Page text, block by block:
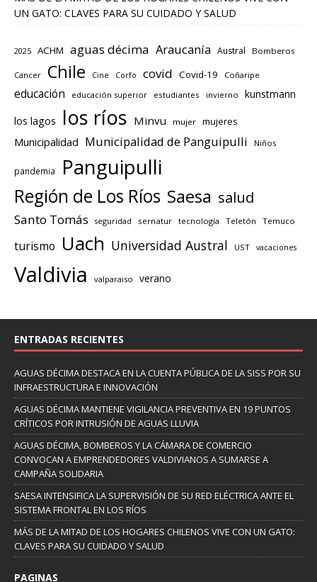
UN GATO: CLAVES PARA SU CUIDADO Y SALUD
2025 ACHM aguas décima Araucanía Austral Bomberos
Cancer Chile Cine Corfo covid Covid-19 Coñaripe
educación educación superior estudiantes invierno kunstmann
los lagos los ríos Minvu mujer mujeres
Municipalidad Municipalidad de Panguipulli Niños
pandemia Panguipulli
Región de Los Ríos Saesa salud
Santo Tomás seguridad sernatur tecnología Teletón Temuco
turismo Uach Universidad Austral UST vacaciones
Valdivia valparaiso verano
ENTRADAS RECIENTES
AGUAS DÉCIMA DESTACA EN LA CUENTA PÚBLICA DE LA SISS POR SU
INFRAESTRUCTURA E INNOVACIÓN
AGUAS DÉCIMA MANTIENE VIGILANCIA PREVENTIVA EN 19 PUNTOS
CRÍTICOS POR INTRUSIÓN DE AGUAS LLUVIA
AGUAS DÉCIMA, BOMBEROS Y LA CÁMARA DE COMERCIO
CONVOCAN A EMPRENDEDORES VALDIVIANOS A SUMARSE A
CAMPAÑA SOLIDARIA
SAESA INTENSIFICA LA SUPERVISIÓN DE SU RED ELÉCTRICA ANTE EL
SISTEMA FRONTAL EN LOS RÍOS
MÁS DE LA MITAD DE LOS HOGARES CHILENOS VIVE CON UN GATO:
CLAVES PARA SU CUIDADO Y SALUD
PAGINAS